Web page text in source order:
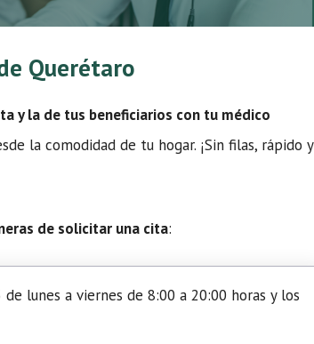
Querétaro
y la de tus beneficiarios con tu médico
la comodidad de tu hogar. ¡Sin filas, rápido y
de solicitar una cita:
lunes a viernes de 8:00 a 20:00 horas y los